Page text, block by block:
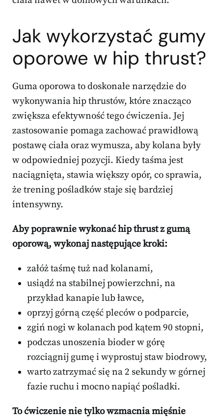
Jak wykorzystać gumy
oporowe w hip thrust?
Guma oporowa to doskonałe narzędzie do
wykonywania hip thrustów, które znacząco
zwiększa efektywność tego ćwiczenia. Jej
zastosowanie pomaga zachować prawidłową
postawę ciała oraz wymusza, aby kolana były
w odpowiedniej pozycji. Kiedy taśma jest
naciągnięta, stawia większy opór, co sprawia,
że trening pośladków staje się bardziej
intensywny.
Aby poprawnie wykonać hip thrust z gumą
oporową, wykonaj następujące kroki:
załóż taśmę tuż nad kolanami,
usiądź na stabilnej powierzchni, na
przykład kanapie lub ławce,
oprzyj górną część pleców o podparcie,
zgiń nogi w kolanach pod kątem 90 stopni,
podczas unoszenia bioder w górę
rozciągnij gumę i wyprostuj staw biodrowy,
warto zatrzymać się na 2 sekundy w górnej
fazie ruchu i mocno napiąć pośladki.
To ćwiczenie nie tylko wzmacnia mięśnie